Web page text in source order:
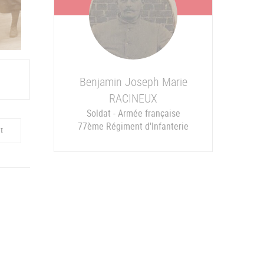
Benjamin Joseph Marie
RACINEUX
Soldat - Armée française
77ème Régiment d'Infanterie